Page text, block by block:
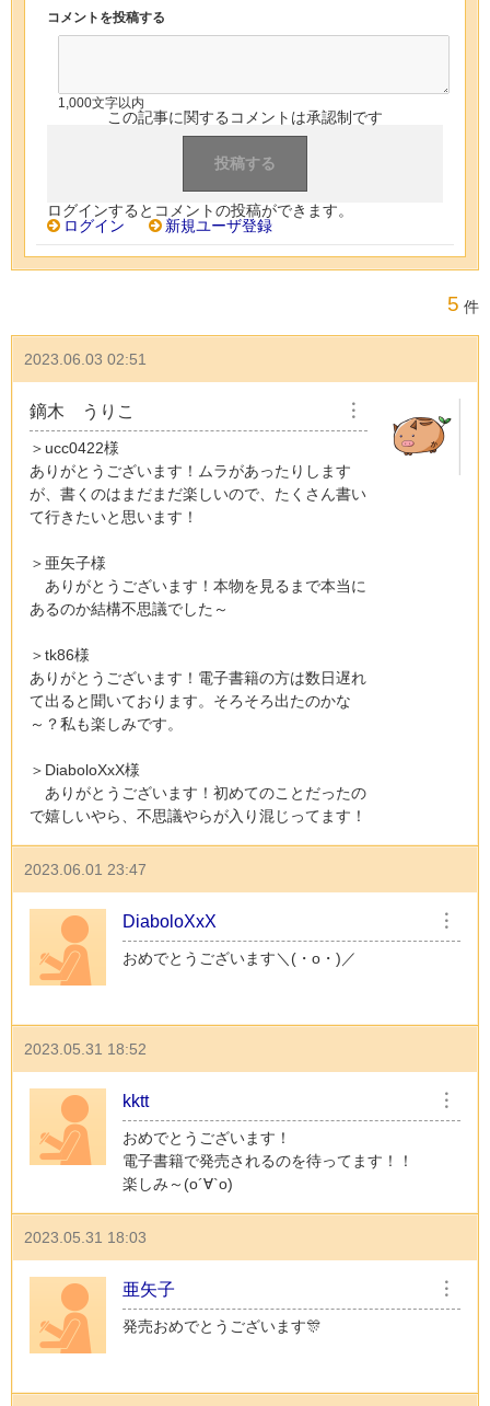
コメントを投稿する
1,000文字以内
この記事に関するコメントは承認制です
ログインするとコメントの投稿ができます。
ログイン
新規ユーザ登録
5 件
2023.06.03 02:51
鏑木 うりこ ︙
＞ucc0422様
ありがとうございます！ムラがあったりします
が、書くのはまだまだ楽しいので、たくさん書い
て行きたいと思います！
＞亜矢子様
ありがとうございます！本物を見るまで本当に
あるのか結構不思議でした～
＞tk86様
ありがとうございます！電子書籍の方は数日遅れ
て出ると聞いております。そろそろ出たのかな
～？私も楽しみです。
＞DiaboloXxX様
ありがとうございます！初めてのことだったの
で嬉しいやら、不思議やらが入り混じってます！
2023.06.01 23:47
DiaboloXxX ︙
おめでとうございます＼(・o・)／
2023.05.31 18:52
kktt ︙
おめでとうございます！
電子書籍で発売されるのを待ってます！！
楽しみ～(о´∀`о)
2023.05.31 18:03
亜矢子 ︙
発売おめでとうございます🎊